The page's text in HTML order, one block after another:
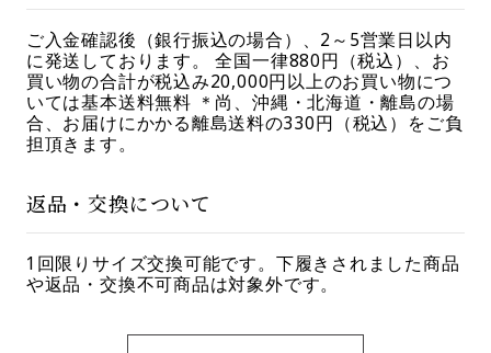
ご入金確認後（銀行振込の場合）、2～5営業日以内
に発送しております。 全国一律880円（税込）、お
買い物の合計が税込み20,000円以上のお買い物につ
いては基本送料無料 ＊尚、沖縄・北海道・離島の場
合、お届けにかかる離島送料の330円（税込）をご負
担頂きます。
返品・交換について
1回限りサイズ交換可能です。下履きされました商品
や返品・交換不可商品は対象外です。